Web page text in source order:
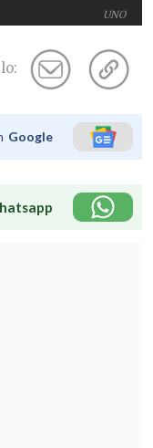
UNO
Google